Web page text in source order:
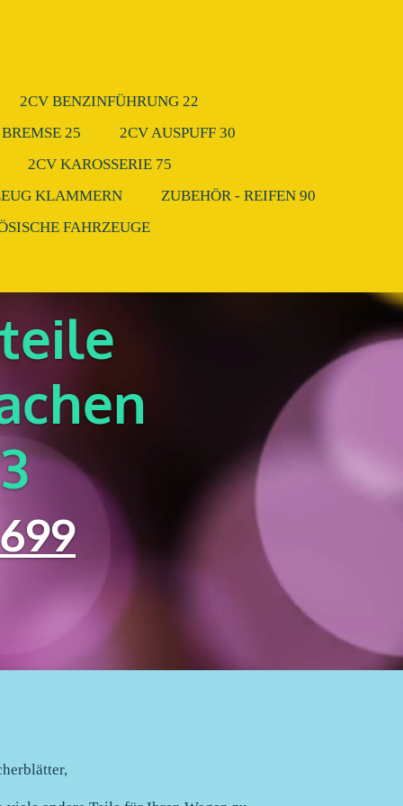
2CV BENZINFÜHRUNG 22
25
2CV AUSPUFF 30
2CV KAROSSERIE 75
KLAMMERN
ZUBEHÖR - REIFEN 90
FAHRZEUGE